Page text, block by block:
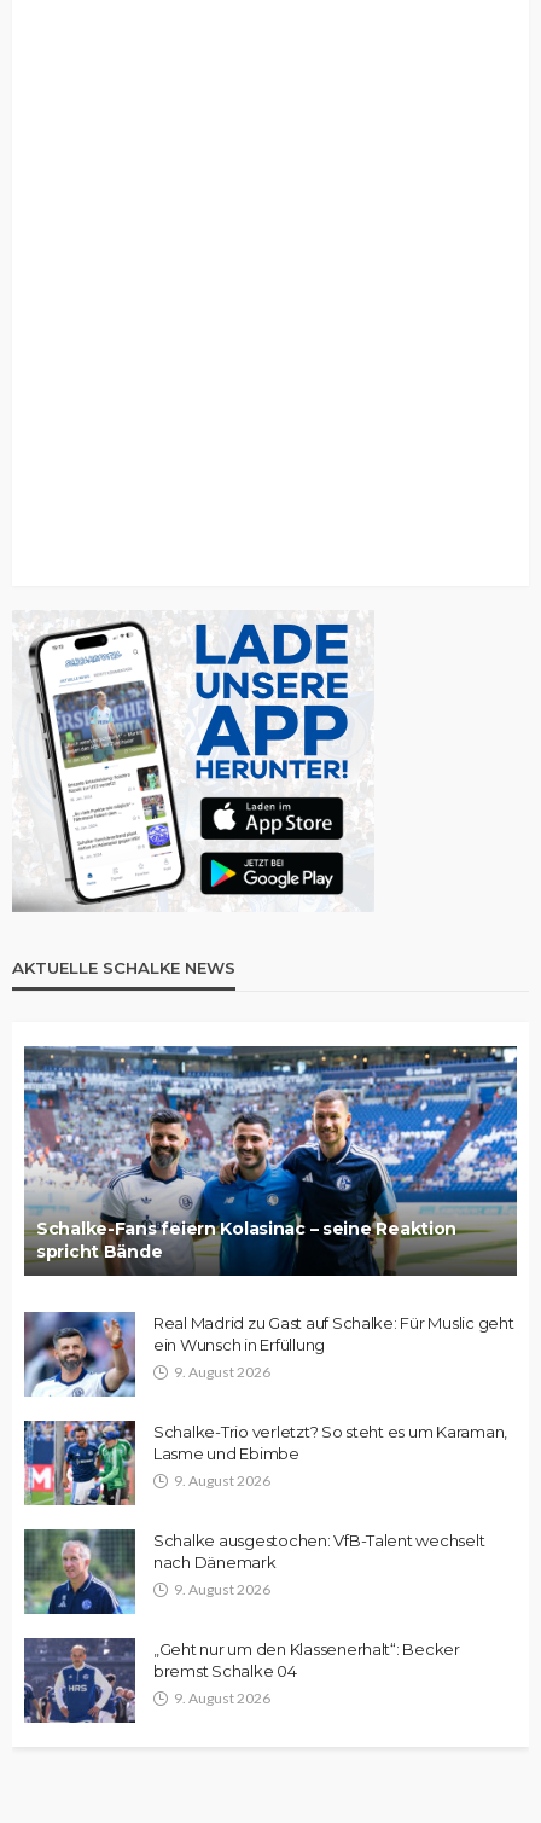
AKTUELLE SCHALKE NEWS
Schalke-Fans feiern Kolasinac – seine Reaktion
spricht Bände
Real Madrid zu Gast auf Schalke: Für Muslic geht
ein Wunsch in Erfüllung
9. August 2026
Schalke-Trio verletzt? So steht es um Karaman,
Lasme und Ebimbe
9. August 2026
Schalke ausgestochen: VfB-Talent wechselt
nach Dänemark
9. August 2026
„Geht nur um den Klassenerhalt“: Becker
bremst Schalke 04
9. August 2026